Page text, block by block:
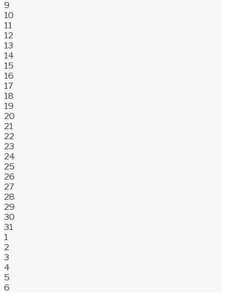
9
10
11
12
13
14
15
16
17
18
19
20
21
22
23
24
25
26
27
28
29
30
31
1
2
3
4
5
6